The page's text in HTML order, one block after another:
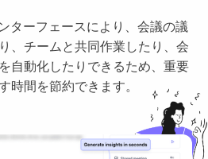
ターフェースにより、会議の議
、チームと共同作業したり、会
自動化したりできるため、重要
時間を節約できます。